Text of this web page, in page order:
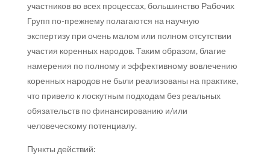
участников во всех процессах, большинство Рабочих
Групп по-прежнему полагаются на научную
экспертизу при очень малом или полном отсутствии
участия коренных народов. Таким образом, благие
намерения по полному и эффективному вовлечению
коренных народов не были реализованы на практике,
что привело к лоскутным подходам без реальных
обязательств по финансированию и/или
человеческому потенциалу.
Пункты действий: